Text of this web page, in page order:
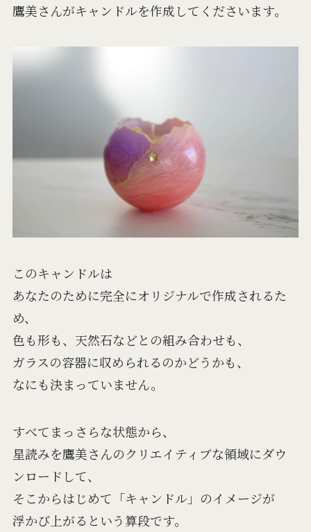
鷹美さんがキャンドルを作成してくださいます。
このキャンドルは
あなたのために完全にオリジナルで作成されるた
め、
色も形も、天然石などとの組み合わせも、
ガラスの容器に収められるのかどうかも、
なにも決まっていません。
すべてまっさらな状態から、
星読みを鷹美さんのクリエイティブな領域にダウ
ンロードして、
そこからはじめて「キャンドル」のイメージが
浮かび上がるという算段です。